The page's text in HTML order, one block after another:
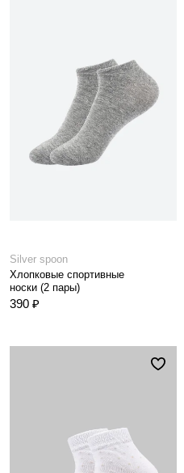
Silver spoon
Хлопковые спортивные
носки (2 пары)
390 ₽